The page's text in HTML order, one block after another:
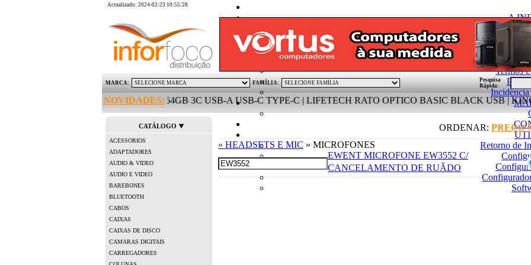
Actualizado: 2024-02-23 10:55:28
A
Condições
Politica de
Termos
Incidência
Retorno de
MARCA:
FAMÍLIA:
Pesquisa
Rápida:
NOVIDADES:
PEN DRIVE MICRO DUO 64GB 3C USB-A USB-C TYPE-C | LIFETECH RATO OPTICO BASIC BLACK USB |
CATÁLOGO
ACESSORIOS
ADAPTADORES
AUDIO & VIDEO
AUDIO E VIDEO
BAREBONES
BLUETOOTH
CABOS
CAIXAS
CAIXAS DE DISCO
CAMARAS DIGITAIS
CARREGADORES
ORDENAR: PREÇO
» HEADSETS E MIC » MICROFONES
EWENT MICROFONE EW3552 C/
CANCELAMENTO DE RUÃDO